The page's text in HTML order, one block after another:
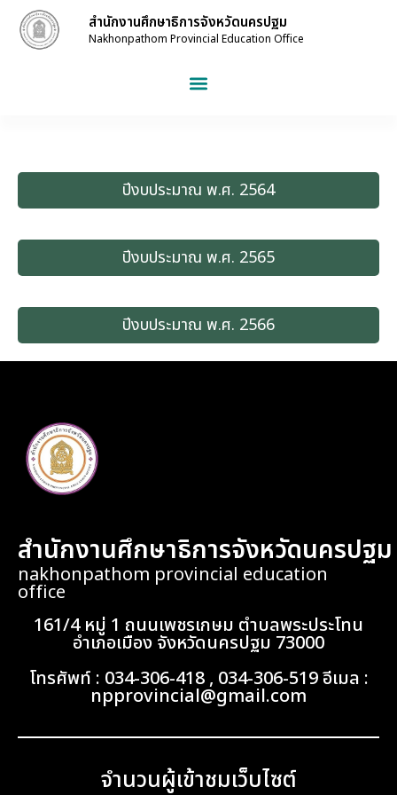
สำนักงานศึกษาธิการจังหวัดนครปฐม
Nakhonpathom Provincial Education Office
ปีงบประมาณ พ.ศ. 2564
ปีงบประมาณ พ.ศ. 2565
ปีงบประมาณ พ.ศ. 2566
สำนักงานศึกษาธิการจังหวัดนครปฐม
nakhonpathom provincial education
office
161/4 หมู่ 1 ถนนเพชรเกษม ตำบลพระประโทน
อำเภอเมือง จังหวัดนครปฐม 73000
โทรศัพท์ : 034-306-418 , 034-306-519 อีเมล :
npprovincial@gmail.com
จำนวนผู้เข้าชมเว็บไซต์